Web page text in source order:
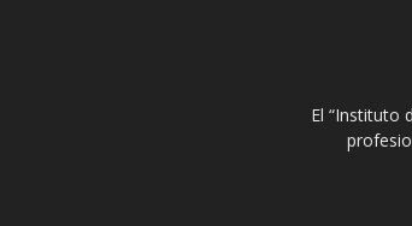
El “Instituto